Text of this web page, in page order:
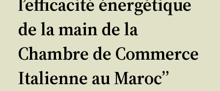
de la main de la
Chambre de Commerce
Italienne au Maroc”